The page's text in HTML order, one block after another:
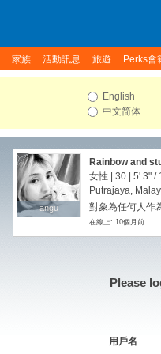
家族 活動訊息 旅遊 Perks會
English
中文简体
angu
angu
Rainbow and
女性 | 30 | 5' 3" /
Putrajaya,
對象為任何人作
在線上: 10個月前
Please
用戶名